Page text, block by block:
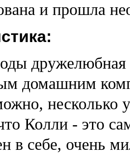
и прошла
дружелюбная
домашним
несколько
Колли - это
в себе, очень